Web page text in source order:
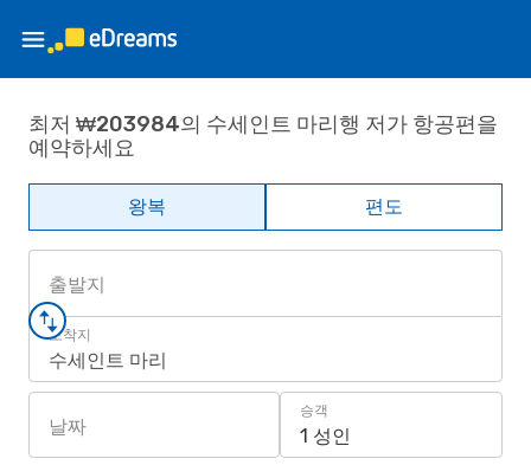
최저 ₩203984의 수세인트 마리행 저가 항공편을
예약하세요
왕복 편도
출발지
도착지
수세인트 마리
날짜
승객
1 성인